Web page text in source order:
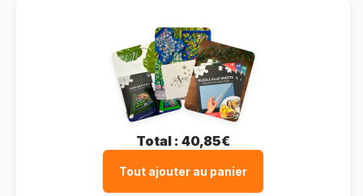
Total : 40,85€
Tout ajouter au panier